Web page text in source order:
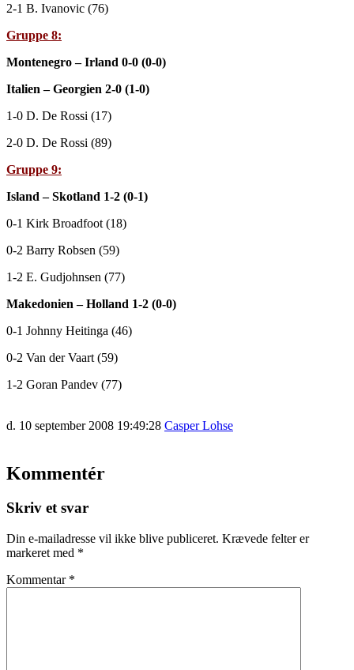
2-1 B. Ivanovic (76)
Gruppe 8:
Montenegro – Irland 0-0 (0-0)
Italien – Georgien 2-0 (1-0)
1-0 D. De Rossi (17)
2-0 D. De Rossi (89)
Gruppe 9:
Island – Skotland 1-2 (0-1)
0-1 Kirk Broadfoot (18)
0-2 Barry Robsen (59)
1-2 E. Gudjohnsen (77)
Makedonien – Holland 1-2 (0-0)
0-1 Johnny Heitinga (46)
0-2 Van der Vaart (59)
1-2 Goran Pandev (77)
d. 10 september 2008 19:49:28 Casper Lohse
Kommentér
Skriv et svar
Din e-mailadresse vil ikke blive publiceret. Krævede felter er
markeret med *
Kommentar *